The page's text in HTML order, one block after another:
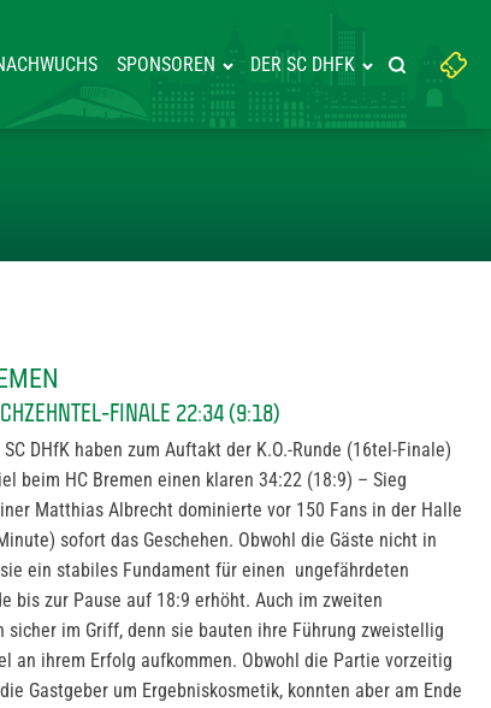
SPONSOREN DER SC DHFK
Suchbegriff
eingeben:
Suche
FINALE 22:34 (9:18)
DHfK haben zum Auftakt der K.O.-Runde (16tel-Finale)
beim HC Bremen einen klaren 34:22 (18:9) – Sieg
Matthias Albrecht dominierte vor 150 Fans in der Halle
sofort das Geschehen. Obwohl die Gäste nicht in
ein stabiles Fundament für einen ungefährdeten
bis zur Pause auf 18:9 erhöht. Auch im zweiten
sicher im Griff, denn sie bauten ihre Führung zweistellig
an ihrem Erfolg aufkommen. Obwohl die Partie vorzeitig
Gastgeber um Ergebniskosmetik, konnten aber am Ende